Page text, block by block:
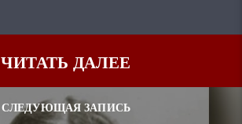
ЧИТАТЬ ДАЛЕЕ
СЛЕДУЮЩАЯ ЗАПИСЬ